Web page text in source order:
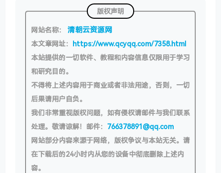
版权声明
网站名称： 清朝云资源网
本文章网址： https://www.qcyqq.com/7358.html
本站提供的一切软件、教程和内容信息仅限用于学习
和研究目的。
不得将上述内容用于商业或者非法用途，否则，一切
后果请用户自负。
我们非常重视版权问题，如有侵权请邮件与我们联系
处理。敬请谅解！邮件： 766378891@qq.com
网站部分内容来源于网络，版权争议与本站无关。请
在下载后的24小时内从您的设备中彻底删除上述内
容。